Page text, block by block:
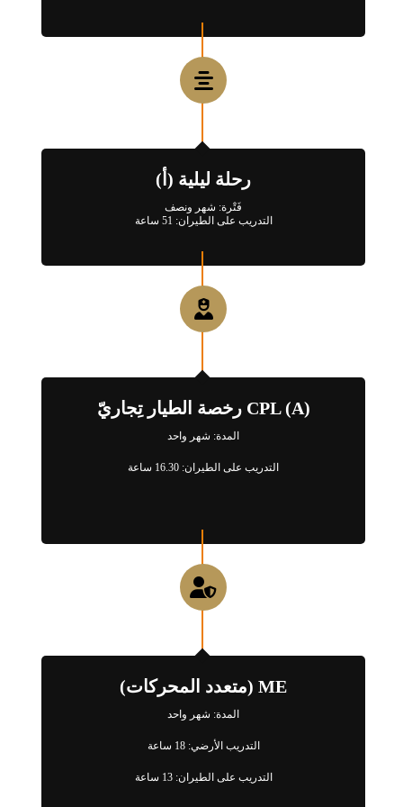
رحلة ليلية (أ)
فَتْرة: شهر ونصف
التدريب على الطيران: 51 ساعة
CPL (A) رخصة الطيار تِجاريّ
المدة: شهر واحد
التدريب على الطيران: 16.30 ساعة
ME (متعدد المحركات)
المدة: شهر واحد
التدريب الأرضي: 18 ساعة
التدريب على الطيران: 13 ساعة